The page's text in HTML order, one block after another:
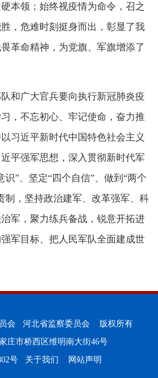
本领；始终视疫情为命令，召之
，危难时刻挺身而出，彰显了我
革命精神，为党旗、军旗增添了
和广大官兵要向执行新冠肺炎疫
，不忘初心、牢记使命，奋力推
习近平新时代中国特色社会主义
平强军思想，深入贯彻新时代军
”、坚定“四个自信”、做到“两个
制，坚持政治建军、改革强军、科
军，聚力练兵备战，锐意开拓进
军目标、把人民军队全面建成世
员会 河北省监察委员会 版权所有
庄市桥西区维明南大街46号
号
关于我们 网站声明